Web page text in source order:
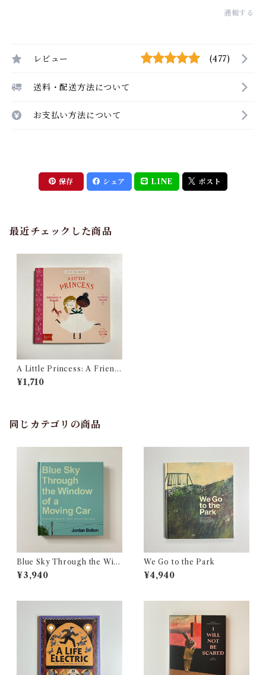
通報する
レビュー (477)
送料・配送方法について
お支払い方法について
保存 シェア LINE ポスト
最近チェックした商品
A Little Princess: A Friend
ship Primer
¥1,710
同じカテゴリの商品
Blue Sky Through the Win
dow of a Moving Car
¥3,940
We Go to the Park
¥4,940